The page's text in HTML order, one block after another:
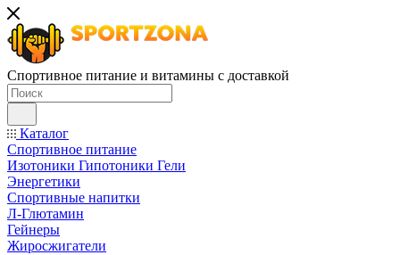
Спортивное питание и витамины с доставкой
Каталог
Спортивное питание
Изотоники Гипотоники Гели
Энергетики
Спортивные напитки
Л-Глютамин
Гейнеры
Жиросжигатели